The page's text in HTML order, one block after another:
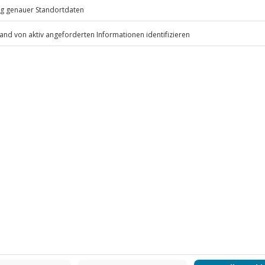
Kleidung, festes Schuhwerk